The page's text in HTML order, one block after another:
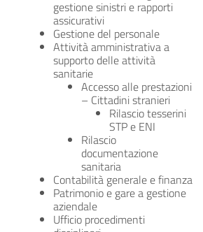
gestione sinistri e rapporti
assicurativi
Gestione del personale
Attività amministrativa a
supporto delle attività
sanitarie
Accesso alle prestazioni
– Cittadini stranieri
Rilascio tesserini
STP e ENI
Rilascio
documentazione
sanitaria
Contabilità generale e finanza
Patrimonio e gare a gestione
aziendale
Ufficio procedimenti